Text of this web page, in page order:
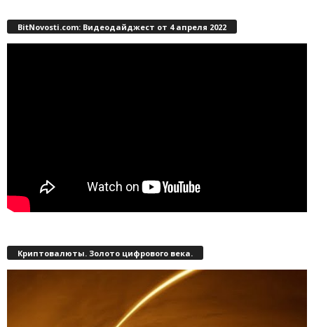
BitNovosti.com: Видеодайджест от 4 апреля 2022
Криптовалюты. Золото цифрового века.